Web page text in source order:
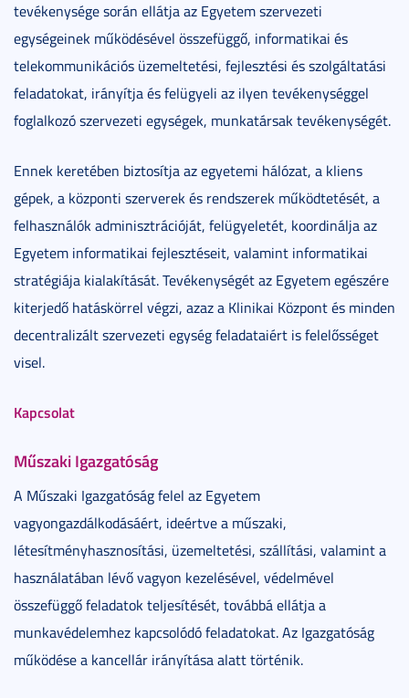
tevékenysége során ellátja az Egyetem szervezeti
egységeinek működésével összefüggő, informatikai és
telekommunikációs üzemeltetési, fejlesztési és szolgáltatási
feladatokat, irányítja és felügyeli az ilyen tevékenységgel
foglalkozó szervezeti egységek, munkatársak tevékenységét.
Ennek keretében biztosítja az egyetemi hálózat, a kliens
gépek, a központi szerverek és rendszerek működtetését, a
felhasználók adminisztrációját, felügyeletét, koordinálja az
Egyetem informatikai fejlesztéseit, valamint informatikai
stratégiája kialakítását. Tevékenységét az Egyetem egészére
kiterjedő hatáskörrel végzi, azaz a Klinikai Központ és minden
decentralizált szervezeti egység feladataiért is felelősséget
visel.
Kapcsolat
Műszaki Igazgatóság
A Műszaki Igazgatóság felel az Egyetem
vagyongazdálkodásáért, ideértve a műszaki,
létesítményhasznosítási, üzemeltetési, szállítási, valamint a
használatában lévő vagyon kezelésével, védelmével
összefüggő feladatok teljesítését, továbbá ellátja a
munkavédelemhez kapcsolódó feladatokat. Az Igazgatóság
működése a kancellár irányítása alatt történik.